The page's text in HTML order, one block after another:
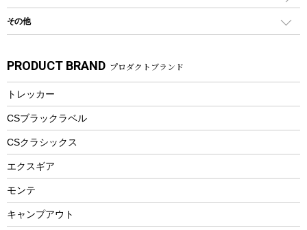
バーベキューツール
カトラリー
マグカップ、カップ
ステンレスボトル
フードボトル
トレー
ランチョンマット
ランチボックス
その他アウトドア雑貨
スプレー関係
ツール、他
パドル
ヘルメット
エアーポンプ
アクセサリー
シティサイクル
自転車ウェア
ラッシュガード
パラソル
フローティングベスト
ヘルメット
エアーポンプ
ビーチテント
ウィンター
スノーシュー
その他
湯たんぽ
防災用品
PRODUCT BRAND プロダクトブランド
トレッカー
CSブラックラベル
CSクラシックス
エクスギア
モンテ
キャンプアウト